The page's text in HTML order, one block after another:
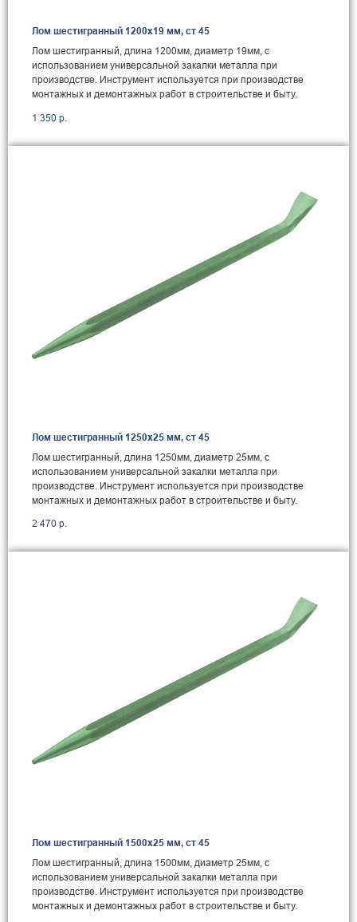
Лом шестигранный 1200x19 мм, ст 45
Лом шестигранный, длина 1200мм, диаметр 19мм, с
использованием универсальной закалки металла при
производстве. Инструмент используется при производстве
монтажных и демонтажных работ в строительстве и быту.
1 350 р.
Лом шестигранный 1250x25 мм, ст 45
Лом шестигранный, длина 1250мм, диаметр 25мм, с
использованием универсальной закалки металла при
производстве. Инструмент используется при производстве
монтажных и демонтажных работ в строительстве и быту.
2 470 р.
Лом шестигранный 1500x25 мм, ст 45
Лом шестигранный, длина 1500мм, диаметр 25мм, с
использованием универсальной закалки металла при
производстве. Инструмент используется при производстве
монтажных и демонтажных работ в строительстве и быту.